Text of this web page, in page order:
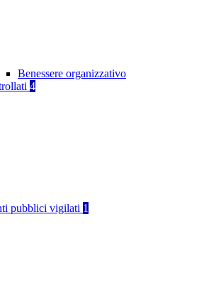
Benessere organizzativo
4
pubblici vigilati 1